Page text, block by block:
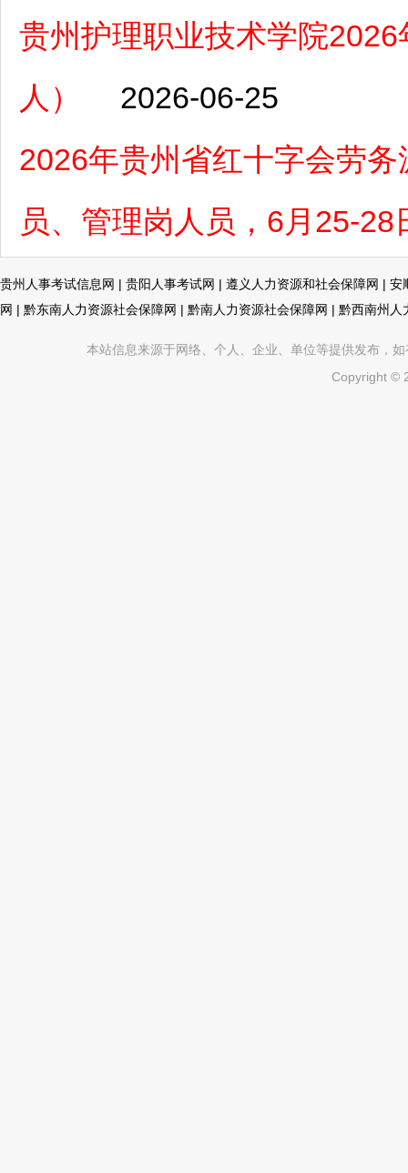
贵州护理职业技术学院
人）
2026-06-25
2026年贵州省红十字会劳
员、管理岗人员，6月25-28
贵州人事考试信息网 | 贵阳人事考试网 | 遵义人力资源和社会保障网 | 安
网 | 黔东南人力资源社会保障网 | 黔南人力资源社会保障网 | 黔西南州人
本站信息来源于网络、个人、企业、单位等提供发布，
Copyright ©